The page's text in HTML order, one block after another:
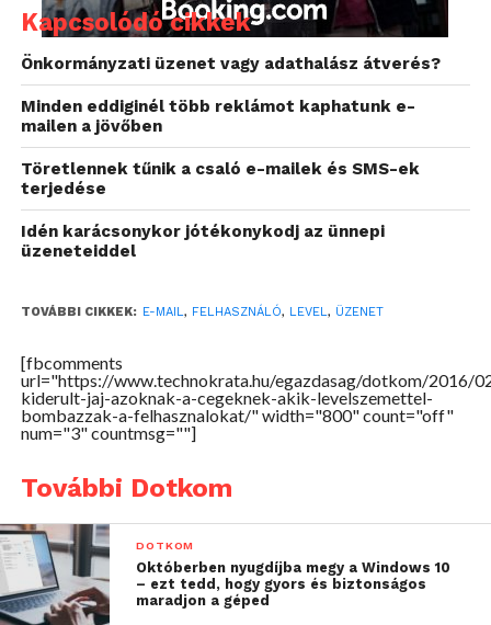
harmaduk pedig nem tudja biztosan, mennyivel is
tartozik egy-egy szolgáltatásért (34%), vagy elsiklott-
e egy neki címzett ajánlat felett (39%). A márkáknak
figyelembe kell venniük ezért azt, hogy az
irreleváns kommunikáció nagymértékben negatív
hatással van az ügyfelek hűségére, bizalmára és
költésére, ráadásul hajlandók is lépéseket is tenni
ellene. Kétharmaduk (65%) úgy nyilatkozott, hogy
kevésbé lojálisak egy olyan márkához, amely
elárasztja őket lényegtelen információkkal,
kevesebbet költ, sőt, 57%-uk teljesen le is mondana
ötöde átszokott máshová, másik ötöde tett már ezért
panaszt a szolgáltatójánál, 10-ből 1 pedig már
bejelentést is tett ilyen témában az illetékes
David Mills, a Ricoh Europe ügyvezetője,
“Mikor szóba kerül a márkáink vagy szolgáltatóink
által kiküldött kommunikáció lényegtelensége és
mennyisége, az ügyfelek egyértelműen kijelentik,
hogy ami sok, az sok. Sosem volt ilyen könnyű a
Kapcsolódó cikkek
Önkormányzati üzenet vagy adathalász átverés?
Minden eddiginél több reklámot kaphatunk e-
mailen a jövőben
Töretlennek tűnik a csaló e-mailek és SMS-ek
terjedése
Idén karácsonykor jótékonykodj az ünnepi
üzeneteiddel
TOVÁBBI CIKKEK: E-MAIL , FELHASZNÁLÓ, LEVEL , ÜZENET
[fbcomments
url="https://www.technokrata.hu/egazdasag/dotkom/2016/
kiderult-jaj-azoknak-a-cegeknek-akik-levelszemettel-
bombazzak-a-felhasznalokat/" width="800" count="off"
num="3" countmsg=""]
További Dotkom
DOTKOM
Októberben nyugdíjba megy a Windows 10
– ezt tedd, hogy gyors és biztonságos
maradjon a géped